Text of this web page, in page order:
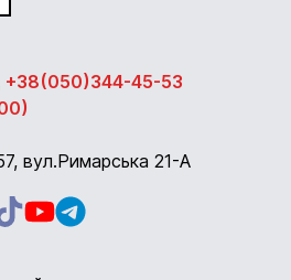
+38(050)344-45-53
, вул.Римарська 21-А
YoutubeTelegram